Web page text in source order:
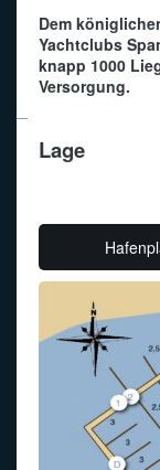
Dem
Yachtclubs
knapp 1000
Versorgung.
Lage
Funkalphabet